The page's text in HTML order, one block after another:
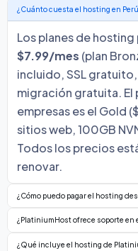
¿Cuánto cuesta el hosting en
Los planes de
$7.99/mes (plan
incluido, SSL
migración gratuita. El
empresas es el Gold
sitios web, 100GB
Todos los precios
renovar.
¿Cómo puedo pagar el hosting
¿PlatiniumHost ofrece soporte en
¿Qué incluye el hosting de